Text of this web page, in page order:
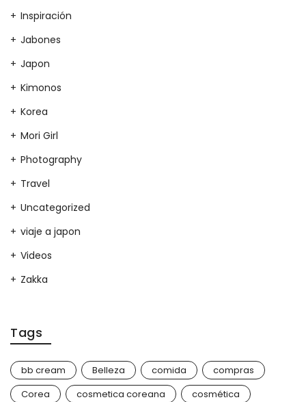
Inspiración
Jabones
Japon
Kimonos
Korea
Mori Girl
Photography
Travel
Uncategorized
viaje a japon
Videos
Zakka
Tags
bb cream Belleza comida
compras
Corea
cosmetica coreana
cosmética